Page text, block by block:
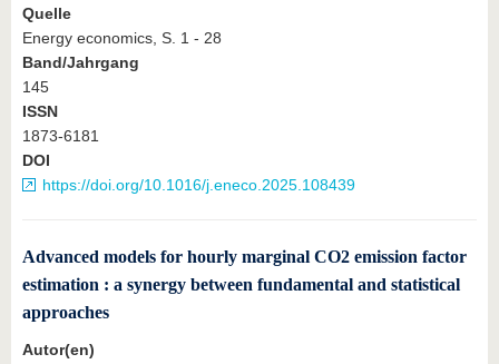
Quelle
Energy economics, S. 1 - 28
Band/Jahrgang
145
ISSN
1873-6181
DOI
https://doi.org/10.1016/j.eneco.2025.108439
Advanced models for hourly marginal CO2 emission factor
estimation : a synergy between fundamental and statistical
approaches
Autor(en)